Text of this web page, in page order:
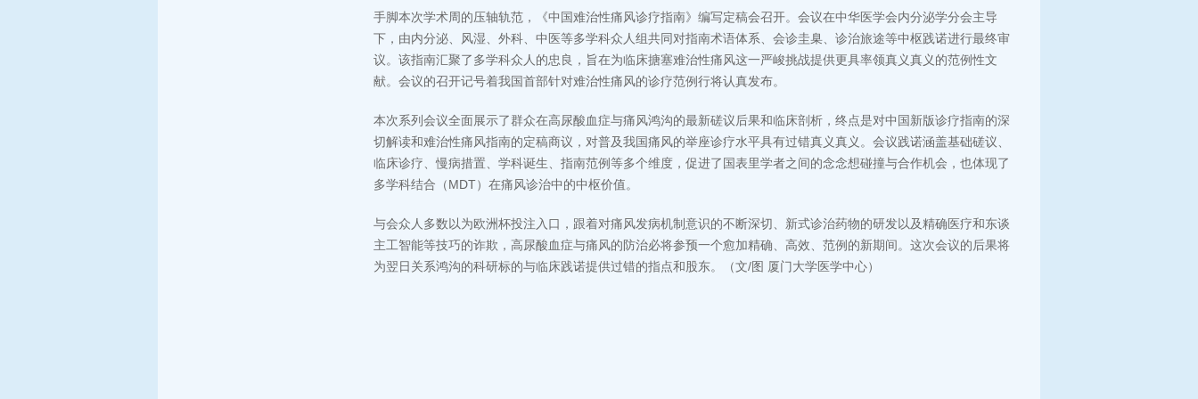
手脚本次学术周的压轴轨范，《中国难治性痛风诊疗指南》编写定稿会召开。会议在中华医学会内分泌学分会主导
下，由内分泌、风湿、外科、中医等多学科众人组共同对指南术语体系、会诊圭臬、诊治旅途等中枢践诺进行最终审
议。该指南汇聚了多学科众人的忠良，旨在为临床搪塞难治性痛风这一严峻挑战提供更具率领真义真义的范例性文
献。会议的召开记号着我国首部针对难治性痛风的诊疗范例行将认真发布。
本次系列会议全面展示了群众在高尿酸血症与痛风鸿沟的最新磋议后果和临床剖析，终点是对中国新版诊疗指南的深
切解读和难治性痛风指南的定稿商议，对普及我国痛风的举座诊疗水平具有过错真义真义。会议践诺涵盖基础磋议、
临床诊疗、慢病措置、学科诞生、指南范例等多个维度，促进了国表里学者之间的念念想碰撞与合作机会，也体现了
多学科结合（MDT）在痛风诊治中的中枢价值。
与会众人多数以为欧洲杯投注入口，跟着对痛风发病机制意识的不断深切、新式诊治药物的研发以及精确医疗和东谈
主工智能等技巧的诈欺，高尿酸血症与痛风的防治必将参预一个愈加精确、高效、范例的新期间。这次会议的后果将
为翌日关系鸿沟的科研标的与临床践诺提供过错的指点和股东。（文/图 厦门大学医学中心）